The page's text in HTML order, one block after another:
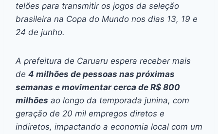
telões para transmitir os jogos da seleção
brasileira na Copa do Mundo nos dias 13, 19 e
24 de junho.
A prefeitura de Caruaru espera receber mais
de 4 milhões de pessoas nas próximas
semanas e movimentar cerca de R$ 800
milhões ao longo da temporada junina, com
geração de 20 mil empregos diretos e
indiretos, impactando a economia local com um